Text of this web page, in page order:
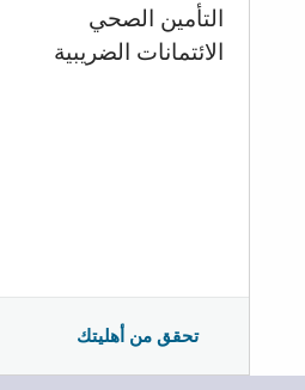
التأمين الصحي
الائتمانات الضريبية
تحقق من أهليتك